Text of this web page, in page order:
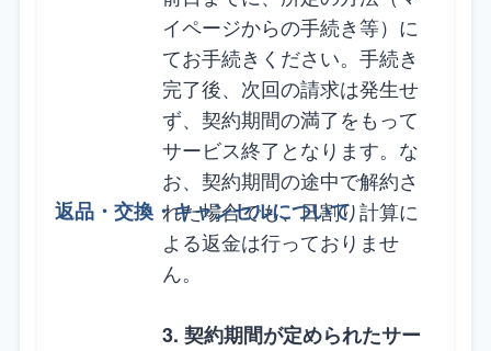
イページからの手続き等）に
てお手続きください。手続き
完了後、次回の請求は発生せ
ず、契約期間の満了をもって
サービス終了となります。な
お、契約期間の途中で解約さ
れた場合でも、日割り計算に
よる返金は行っておりませ
ん。
3. 契約期間が定められたサー